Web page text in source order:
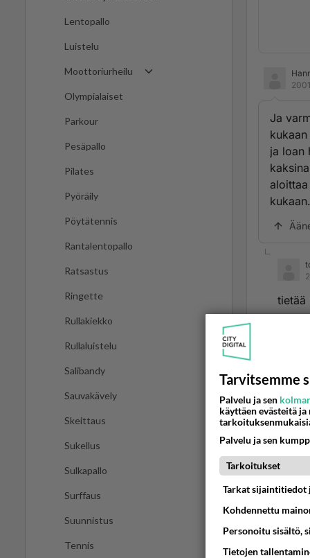
Lentopallo
Luistelu
Moottoriurheilu
Olympialaiset
Parkour
Pesäpallo
Pilates
Pyöräily
Pöytätennis
Rantalentopallo
Ratsastus
Ringette
Rullakiekko
Rullaluistelu
Salibandy
Sauvakävely
Skeittaus
Sukellus
Sulkapallo
Surffaus
Suunnistus
Tennis
Ja
ja loan
kukaan.
tietää
Jos
Tarvitsemme
Palvelu ja sen
käyttäen evästeitä
Palvelu ja sen
Tarkoitukset
Tarkat sijaintitiedot
Kohdennettu
Personoitu sisältö,
Tietojen